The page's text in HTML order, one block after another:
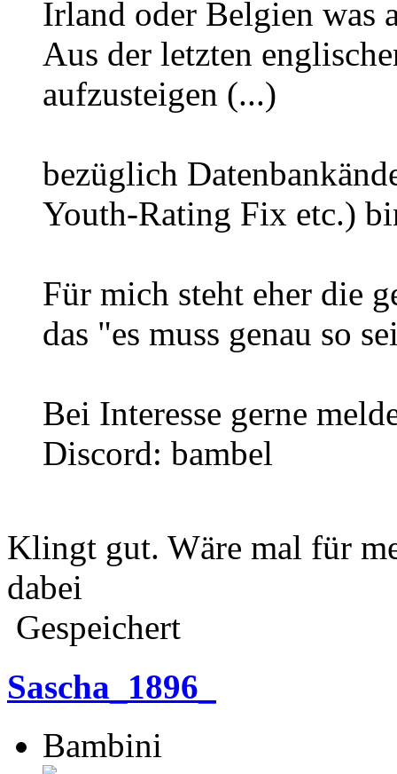
Irland oder Belgien was
Aus der letzten
aufzusteigen (...)
bezüglich
Youth-Rating Fix etc.)
Für mich steht eher die
das "es muss genau so
Bei Interesse gerne
Discord: bambel
Klingt gut. Wäre mal für
dabei
Gespeichert
Sascha_1896_
Bambini